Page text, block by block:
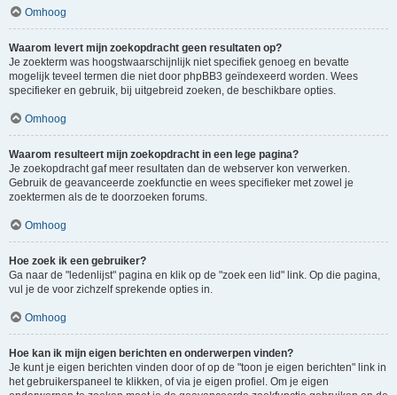
Omhoog
Waarom levert mijn zoekopdracht geen resultaten op?
Je zoekterm was hoogstwaarschijnlijk niet specifiek genoeg en bevatte
mogelijk teveel termen die niet door phpBB3 geïndexeerd worden. Wees
specifieker en gebruik, bij uitgebreid zoeken, de beschikbare opties.
Omhoog
Waarom resulteert mijn zoekopdracht in een lege pagina?
Je zoekopdracht gaf meer resultaten dan de webserver kon verwerken.
Gebruik de geavanceerde zoekfunctie en wees specifieker met zowel je
zoektermen als de te doorzoeken forums.
Omhoog
Hoe zoek ik een gebruiker?
Ga naar de "ledenlijst" pagina en klik op de "zoek een lid" link. Op die pagina,
vul je de voor zichzelf sprekende opties in.
Omhoog
Hoe kan ik mijn eigen berichten en onderwerpen vinden?
Je kunt je eigen berichten vinden door of op de "toon je eigen berichten" link in
het gebruikerspaneel te klikken, of via je eigen profiel. Om je eigen